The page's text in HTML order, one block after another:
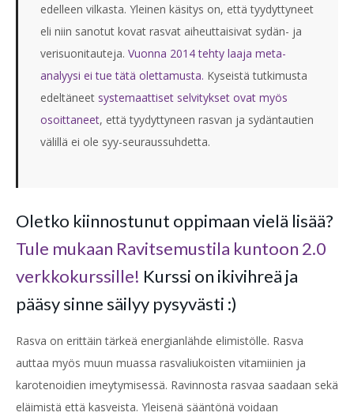
edelleen vilkasta. Yleinen käsitys on, että tyydyttyneet
eli niin sanotut kovat rasvat aiheuttaisivat sydän- ja
verisuonitauteja. Vuonna 2014 tehty laaja meta-
analyysi ei tue tätä olettamusta. Kyseistä tutkimusta
edeltäneet systemaattiset selvitykset ovat myös
osoittaneet, että tyydyttyneen rasvan ja sydäntautien
välillä ei ole syy-seuraussuhdetta.
Oletko kiinnostunut oppimaan vielä lisää?
Tule mukaan Ravitsemustila kuntoon 2.0
verkkokurssille! Kurssi on ikivihreä ja
pääsy sinne säilyy pysyvästi :)
Rasva on erittäin tärkeä energianlähde elimistölle. Rasva
auttaa myös muun muassa rasvaliukoisten vitamiinien ja
karotenoidien imeytymisessä. Ravinnosta rasvaa saadaan sekä
eläimistä että kasveista. Yleisenä sääntönä voidaan